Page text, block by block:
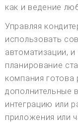
как и ведение
Управляя
использовать
автоматизации, и
планирование
компания готова
дополнительные
интеграцию или
приложения или